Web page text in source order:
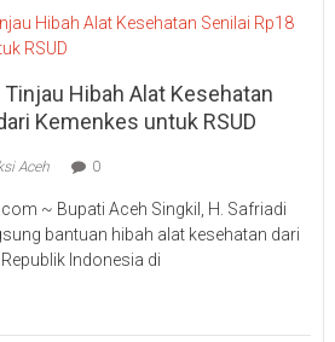
Hibah Alat Kesehatan
Kemenkes untuk RSUD
Aceh 0
~ Bupati Aceh Singkil, H. Safriadi
bantuan hibah alat kesehatan dari
Indonesia di